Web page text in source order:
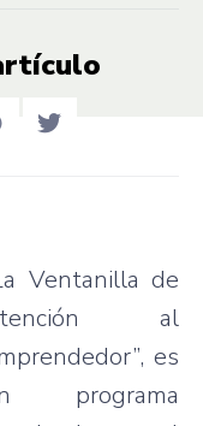
Ventanilla de
al
, es
programa